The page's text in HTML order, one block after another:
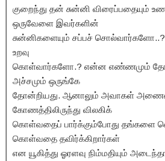
குறைந்து தன் சுன்னி விரைப்பதையும்
ஒருவேளை இவர்களின்
சுன்னிகளையும் சப்பச்
உறவு
கொள்வார்களோ.? என்ன எண்ணமும்
அச்சமும் ஒருங்கே
தோன்றியது. ஆனாலும் அவாகள்
கோணத்திலிருந்து விலகிக்
கொள்வதைப் பார்க்கும்போது தங்களை
கொள்வதை தவிர்க்கிறார்கள்
என யூகித்து ஓரளவு நிம்மதியும்